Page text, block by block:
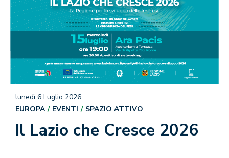
Il Lazio che Cresce 2026
lunedì 6 Luglio 2026
EUROPA
EVENTI SPAZIO ATTIVO